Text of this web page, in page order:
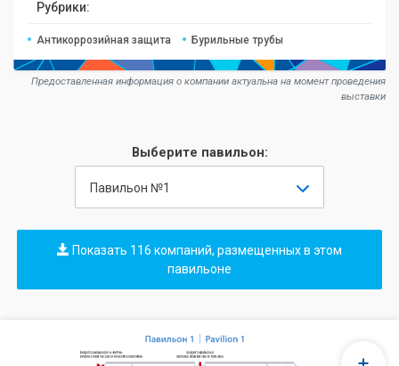
Рубрики:
Антикоррозийная защита Бурильные трубы
Предоставленная информация о компании актуальна на момент проведения
выставки
Выберите павильон:
Павильон №1
Показать 116 компаний, размещенных в этом
павильоне